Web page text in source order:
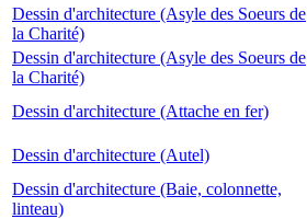
Dessin d'architecture (Asyle des Soeurs de
la Charité)
Dessin d'architecture (Asyle des Soeurs de
la Charité)
Dessin d'architecture (Attache en fer)
Dessin d'architecture (Autel)
Dessin d'architecture (Baie, colonnette,
linteau)